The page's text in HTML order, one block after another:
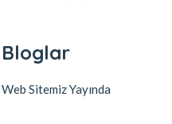
Bloglar
Web Sitemiz Yayında